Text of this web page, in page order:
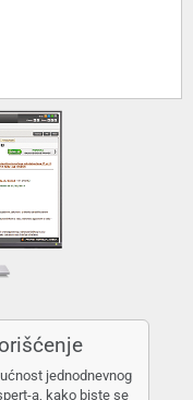
jednodnevnog
a, kako biste se